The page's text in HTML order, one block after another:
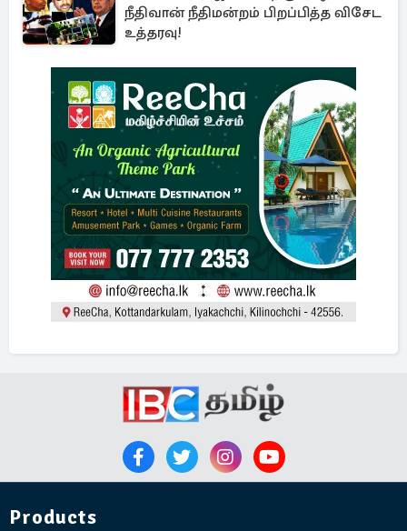
நீதிவான் நீதிமன்றம் பிறப்பித்த விசேட
உத்தரவு!
Products